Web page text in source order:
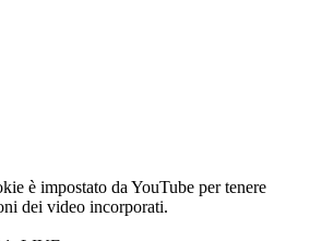
è impostato da YouTube per tenere
dei video incorporati.